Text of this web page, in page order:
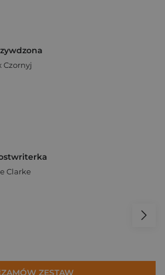
Czornyj
Clarke
ZAMÓW ZESTAW